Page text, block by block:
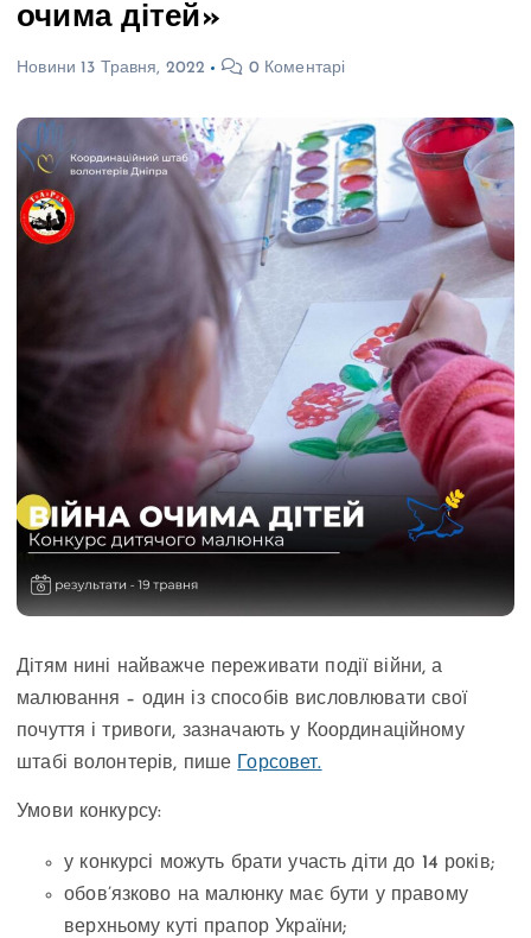
очима дітей»
Новини 13 Травня, 2022 0 Коментарі
Дітям нині найважче переживати події війни, а
малювання – один із способів висловлювати свої
почуття і тривоги, зазначають у Координаційному
штабі волонтерів, пише
Горсовет.
Умови конкурсу:
у конкурсі можуть брати участь діти до 14 років;
обов’язково на малюнку має бути у правому
верхньому куті прапор України;